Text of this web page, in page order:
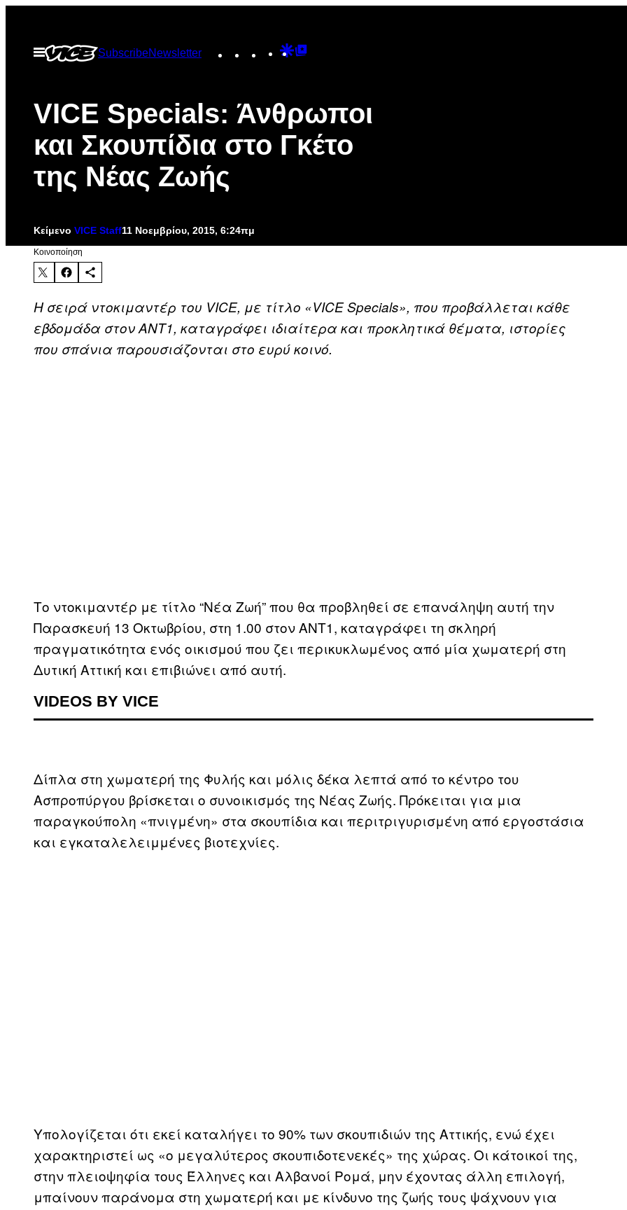
περιεχόμενο
Ανοίξτε
το
SubscribeNewsletter Instagram
TikTokYouTube
Google
VICE Specials: Άνθρωποι
και Σκουπίδια στο Γκέτο
της Νέας Ζωής
Κείμενο VICE Staff11 Νοεμβρίου, 2015, 6:24πμ
Kοινοποίηση
H σειρά ντοκιμαντέρ του VICE, με τίτλο «VICE Specials», που προβάλλεται κάθε
εβδομάδα στον ANT1, καταγράφει ιδιαίτερα και προκλητικά θέματα, ιστορίες
που σπάνια παρουσιάζονται στο ευρύ κοινό.
Το ντοκιμαντέρ με τίτλο “Νέα Ζωή” που θα προβληθεί σε επανάληψη αυτή την
Παρασκευή 13 Οκτωβρίου, στη 1.00 στον ΑΝΤ1, καταγράφει τη σκληρή
πραγματικότητα ενός οικισμού που ζει περικυκλωμένος από μία χωματερή στη
Δυτική Αττική και επιβιώνει από αυτή.
VIDEOS BY VICE
Δίπλα στη χωματερή της Φυλής και μόλις δέκα λεπτά από το κέντρο του
Ασπροπύργου βρίσκεται ο συνοικισμός της Νέας Ζωής. Πρόκειται για μια
παραγκούπολη «πνιγμένη» στα σκουπίδια και περιτριγυρισμένη από εργοστάσια
και εγκαταλελειμμένες βιοτεχνίες.
Υπολογίζεται ότι εκεί καταλήγει το 90% των σκουπιδιών της Αττικής, ενώ έχει
χαρακτηριστεί ως «ο μεγαλύτερος σκουπιδοτενεκές» της χώρας. Οι κάτοικοί της,
στην πλειοψηφία τους Έλληνες και Αλβανοί Ρομά, μην έχοντας άλλη επιλογή,
μπαίνουν παράνομα στη χωματερή και με κίνδυνο της ζωής τους ψάχνουν για